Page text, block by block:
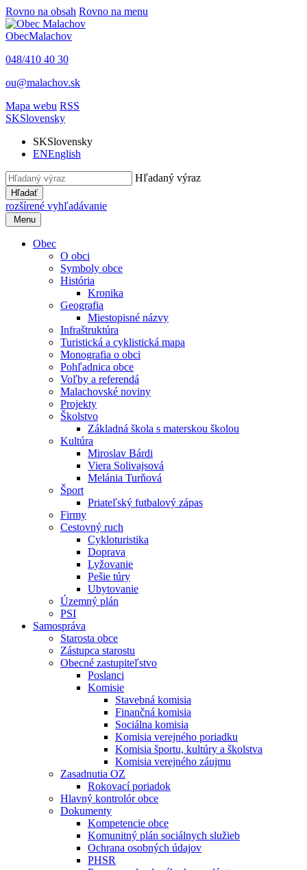
Rovno na obsah Rovno na menu
ObecMalachov
048/410 40 30
ou@malachov.sk
Mapa webu RSS
SKSlovensky
SKSlovensky
ENEnglish
Hľadaný výraz
Hľadať
rozšírené vyhľadávanie
Menu
Obec
O obci
Symboly obce
História
Kronika
Geografia
Miestopisné názvy
Infraštruktúra
Turistická a cyklistická mapa
Monografia o obci
Pohľadnica obce
Voľby a referendá
Malachovské noviny
Projekty
Školstvo
Základná škola s materskou školou
Kultúra
Miroslav Bárdi
Viera Solivajsová
Melánia Turňová
Šport
Priateľský futbalový zápas
Firmy
Cestovný ruch
Cykloturistika
Doprava
Lyžovanie
Pešie túry
Ubytovanie
Územný plán
PSI
Samospráva
Starosta obce
Zástupca starostu
Obecné zastupiteľstvo
Poslanci
Komisie
Stavebná komisia
Finančná komisia
Sociálna komisia
Komisia verejného poriadku
Komisia športu, kultúry a školstva
Komisia verejného záujmu
Zasadnutia OZ
Rokovací poriadok
Hlavný kontrolór obce
Dokumenty
Kompetencie obce
Komunitný plán sociálnych služieb
Ochrana osobných údajov
PHSR